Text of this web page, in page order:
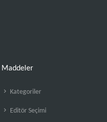
Maddeler
Kategoriler
Editör Seçimi